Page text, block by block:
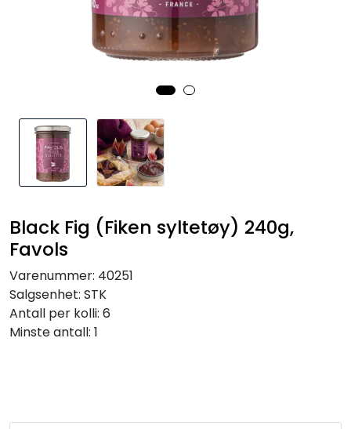
Black Fig (Fiken syltetøy) 240g,
Favols
Varenummer: 40251
Salgsenhet: STK
Antall per kolli: 6
Minste antall: 1